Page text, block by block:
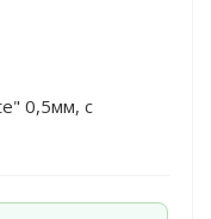
0,5мм, с